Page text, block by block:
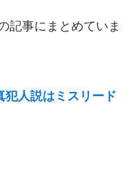
記事にまとめていま
犯人説はミスリード